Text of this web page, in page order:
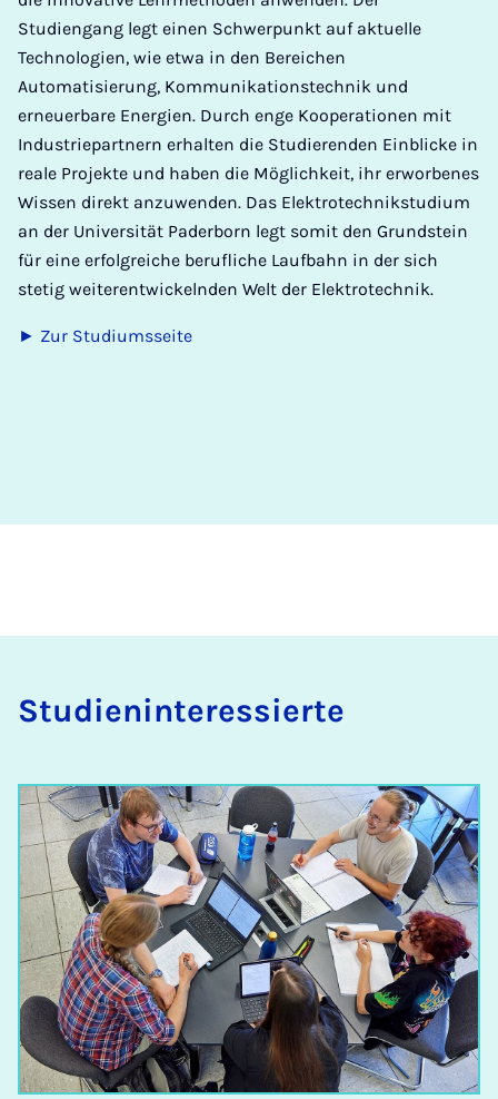
Studiengang legt einen Schwerpunkt auf aktuelle
Technologien, wie etwa in den Bereichen
Automatisierung, Kommunikationstechnik und
erneuerbare Energien. Durch enge Kooperationen mit
Industriepartnern erhalten die Studierenden Einblicke in
reale Projekte und haben die Möglichkeit, ihr erworbenes
Wissen direkt anzuwenden. Das Elektrotechnikstudium
an der Universität Paderborn legt somit den Grundstein
für eine erfolgreiche berufliche Laufbahn in der sich
stetig weiterentwickelnden Welt der Elektrotechnik.
► Zur Studiumsseite
Stu­dien­in­ter­es­sier­te